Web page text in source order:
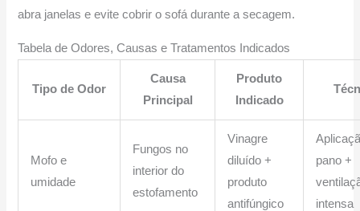
abra janelas e evite cobrir o sofá durante a secagem.
Tabela de Odores, Causas e Tratamentos Indicados
Tipo de Odor
Causa
Principal
Produto
Indicado
Mofo e
umidade
Fungos no
interior do
estofamento
Vinagre
diluído +
produto
antifúngico
pano +
intensa